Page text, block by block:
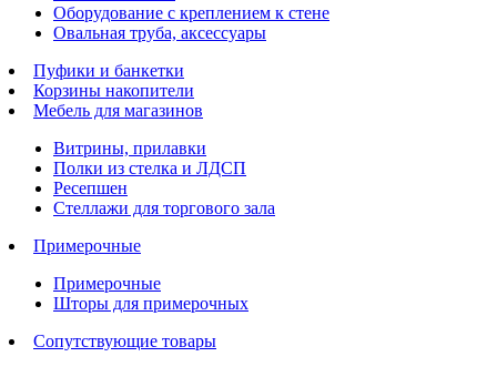
Оборудование с креплением к стене
Овальная труба, аксессуары
Пуфики и банкетки
Корзины накопители
Мебель для магазинов
Витрины, прилавки
Полки из стелка и ЛДСП
Ресепшен
Стеллажи для торгового зала
Примерочные
Примерочные
Шторы для примерочных
Сопутствующие товары